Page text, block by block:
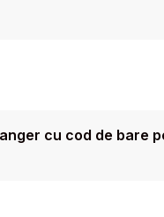
cu cod de bare